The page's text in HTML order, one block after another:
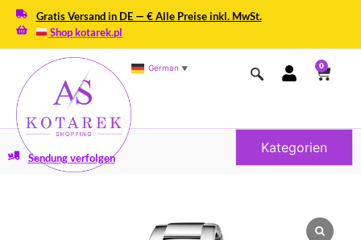
Gratis Versand in DE — € Alle Preise inkl. MwSt.
Shop kotarek.pl
German ▼ 0
Kategorien
Sendung verfolgen